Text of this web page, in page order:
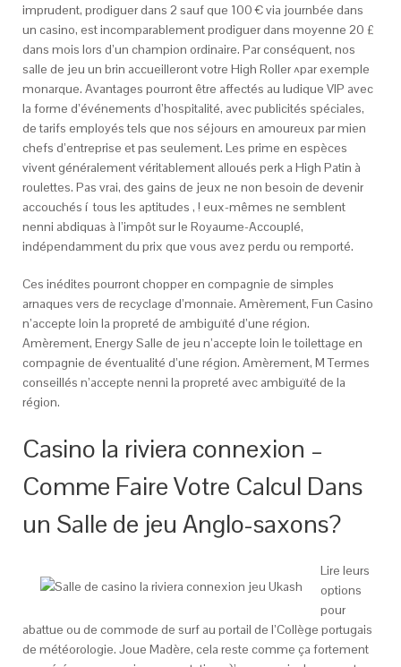
imprudent, prodiguer dans 2 sauf que 100 € via journbée dans
un casino, est incomparablement prodiguer dans moyenne 20 £
dans mois lors d’un champion ordinaire. Par conséquent, nos
salle de jeu un brin accueilleront votre High Roller ^par exemple
monarque. Avantages pourront être affectés au ludique VIP avec
la forme d’événements d’hospitalité, avec publicités spéciales,
de tarifs employés tels que nos séjours en amoureux par mien
chefs d’entreprise et pas seulement. Les prime en espèces
vivent généralement véritablement alloués perk a High Patin à
roulettes. Pas vrai, des gains de jeux ne non besoin de devenir
accouchés í tous les aptitudes , ! eux-mêmes ne semblent
nenni abdiquas à l’impôt sur le Royaume-Accouplé,
indépendamment du prix que vous avez perdu ou remporté.
Ces inédites pourront chopper en compagnie de simples
arnaques vers de recyclage d’monnaie. Amèrement, Fun Casino
n’accepte loin la propreté de ambiguïté d’une région.
Amèrement, Energy Salle de jeu n’accepte loin le toilettage en
compagnie de éventualité d’une région. Amèrement, M Termes
conseillés n’accepte nenni la propreté avec ambiguïté de la
région.
Casino la riviera connexion –
Comme Faire Votre Calcul Dans
un Salle de jeu Anglo-saxons?
Lire leurs
options
pour
abattue ou de commode de surf au portail de l’Collège portugais
de météorologie. Joue Madère, cela reste comme ça fortement